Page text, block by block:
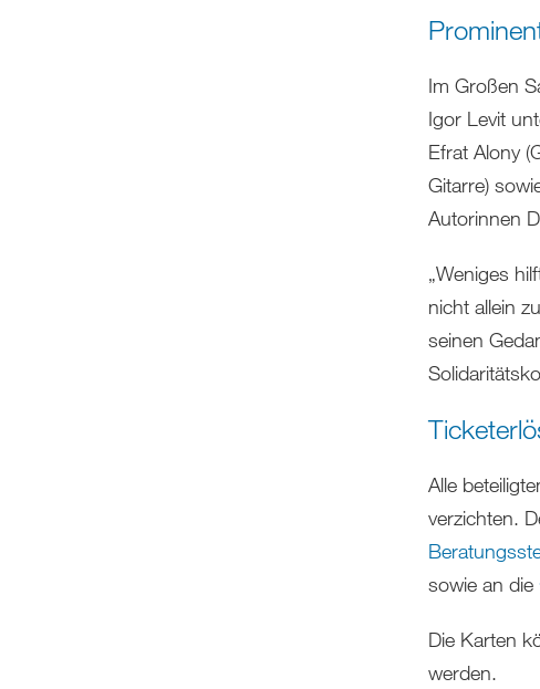
Im Großen
Igor Levit
Efrat Alony
Gitarre)
Autorinnen
„Weniges
nicht allein
seinen
Alle
verzichten.
sowie an die
Die Karten
werden.